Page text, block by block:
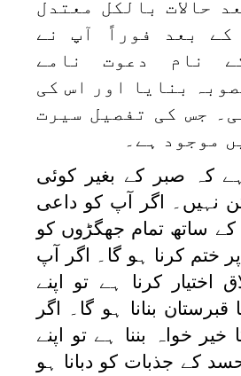
حالات بالکل معتدل
کے بعد فوراً آپ نے
نام دعوت نامے
بنایا اور اس کی
جس کی تفصیل سیرت
موجود ہے۔
کہ صبر کے بغیر کوئی
نہیں۔ اگر آپ کو داعی
کے ساتھ تمام جھگڑوں کو
ختم کرنا ہو گا۔ اگر آپ
اختیار کرنا ہے تو اپنے
بنانا ہو گا۔ اگر
خواہ بننا ہے تو اپنے
حسد کے جذبات کو دبانا ہو